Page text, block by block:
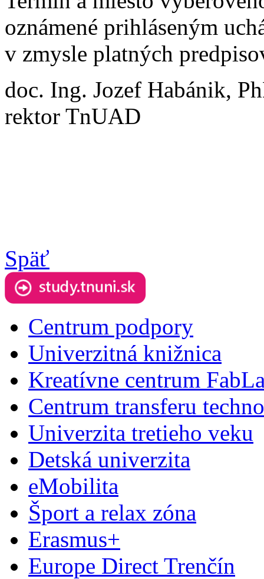
oznámené prihláseným
v zmysle platných
doc. Ing. Jozef Habánik,
rektor TnUAD
Späť
Centrum podpory
Univerzitná knižnica
Kreatívne centrum
Centrum transferu
Univerzita tretieho veku
Detská univerzita
eMobilita
Šport a relax zóna
Erasmus+
Europe Direct Trenčín